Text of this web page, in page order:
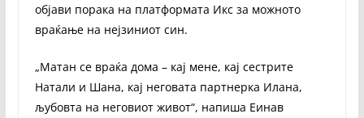
објави порака на платформата Икс за можното
враќање на нејзиниот син.
„Матан се враќа дома – кај мене, кај сестрите
Натали и Шана, кај неговата партнерка Илана,
љубовта на неговиот живот“, напиша Еинав